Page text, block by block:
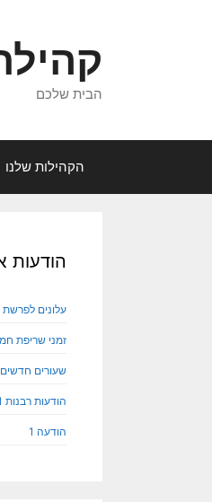
הבית שלכם
הקהילות שלנו
הודעות
עלונים לפרשת
זמני שריפת
שעורים
הודעות רבנות 1
הודעה 1